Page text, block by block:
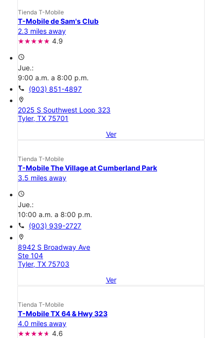
Tienda T-Mobile
T-Mobile de Sam's Club
2.3 miles away
4.9
access_time
Jue.:
9:00 a.m. a 8:00 p.m.
call (903) 851-4897
location_on
2025 S Southwest Loop 323
Tyler, TX 75701
Ver
Tienda T-Mobile
T-Mobile The Village at Cumberland Park
3.5 miles away
access_time
Jue.:
10:00 a.m. a 8:00 p.m.
call (903) 939-2727
location_on
8942 S Broadway Ave
Ste 104
Tyler, TX 75703
Ver
Tienda T-Mobile
T-Mobile TX 64 & Hwy 323
4.0 miles away
4.6